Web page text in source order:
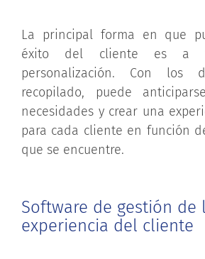
La principal forma en que
éxito del cliente es a
personalización. Con los
recopilado, puede
necesidades y crear una
para cada cliente en función
que se encuentre.
Software de gestión de
experiencia del cliente